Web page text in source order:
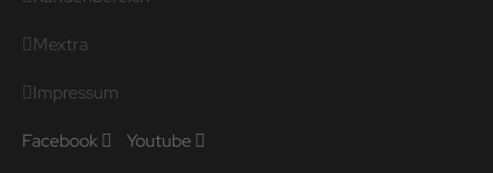
Mextra
Impressum
Facebook Youtube